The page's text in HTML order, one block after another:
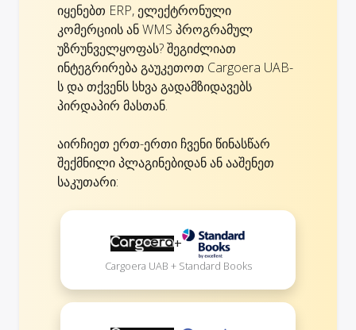
იყენებთ ERP, ელექტრონული
კომერციის ან WMS პროგრამულ
უზრუნველყოფას? შეგიძლიათ
ინტეგრირება გაუკეთოთ Cargoera UAB-
ს და თქვენს სხვა გადამზიდავებს
პირდაპირ მასთან.
აირჩიეთ ერთ-ერთი ჩვენი წინასწარ
შექმნილი პლაგინებიდან ან ააშენეთ
საკუთარი:
+
Cargoera UAB + Standard Books